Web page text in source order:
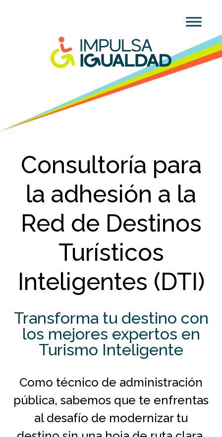
Consultoría para
la adhesión a la
Red de Destinos
Turísticos
Inteligentes (DTI)
Transforma tu destino con
los mejores expertos en
Turismo Inteligente
Como técnico de administración
pública, sabemos que te enfrentas
al desafío de modernizar tu